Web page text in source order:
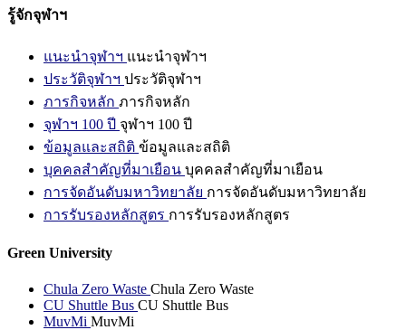
รู้จักจุฬาฯ
แนะนำจุฬาฯ แนะนำจุฬาฯ
ประวัติจุฬาฯ ประวัติจุฬาฯ
ภารกิจหลัก ภารกิจหลัก
จุฬาฯ 100 ปี จุฬาฯ 100 ปี
ข้อมูลและสถิติ ข้อมูลและสถิติ
บุคคลสำคัญที่มาเยือน บุคคลสำคัญที่มาเยือน
การจัดอันดับมหาวิทยาลัย การจัดอันดับมหาวิทยาลัย
การรับรองหลักสูตร การรับรองหลักสูตร
Green University
Chula Zero Waste Chula Zero Waste
CU Shuttle Bus CU Shuttle Bus
MuvMi MuvMi